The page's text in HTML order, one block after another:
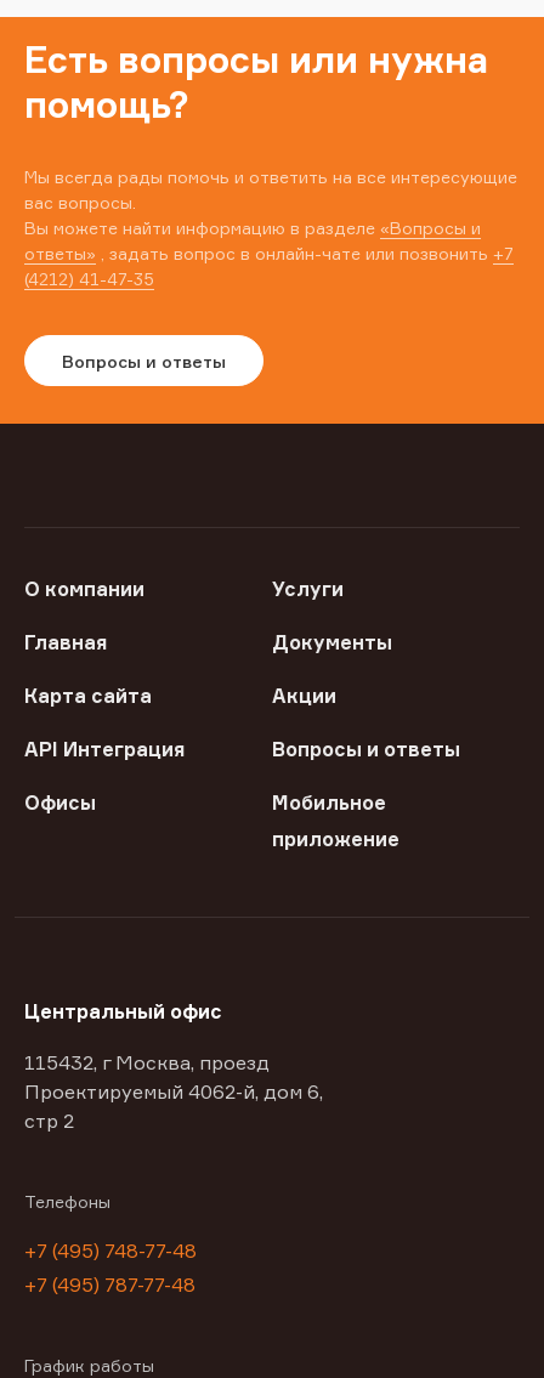
Есть вопросы или нужна
помощь?
Мы всегда рады помочь и ответить на все интересующие
вас вопросы.
Вы можете найти информацию в разделе «Вопросы и
ответы» , задать вопрос в онлайн-чате или позвонить +7
(4212) 41-47-35
Вопросы и ответы
О компании Услуги
Главная Документы
Карта сайта Акции
API Интеграция Вопросы и ответы
Офисы
Мобильное
приложение
Центральный офис
115432, г Москва, проезд
Проектируемый 4062-й, дом 6,
стр 2
Телефоны
+7 (495) 748-77-48
+7 (495) 787-77-48
График работы